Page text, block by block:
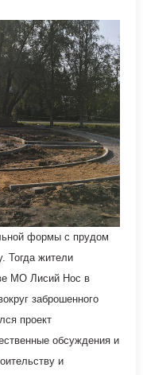
формы с прудом
Тогда жители
МО Лисий Нос в
заброшенного
проект
обсуждения и
и